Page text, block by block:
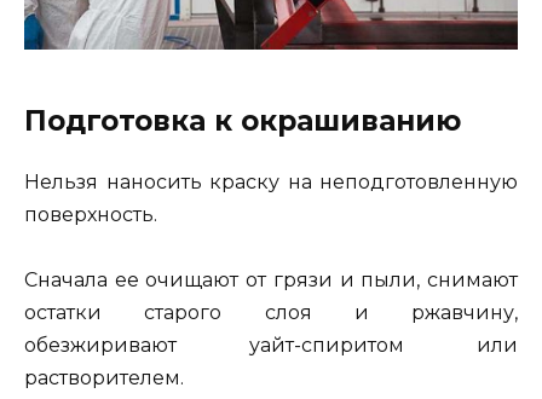
Подготовка к окрашиванию
Нельзя наносить краску на неподготовленную
поверхность.
Сначала ее очищают от грязи и пыли, снимают
остатки старого слоя и ржавчину,
обезжиривают уайт-спиритом или
растворителем.